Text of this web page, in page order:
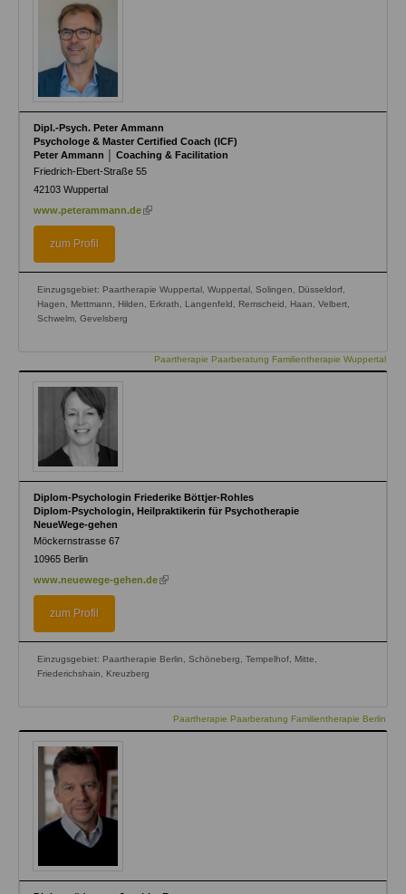
Dipl.-Psych. Peter Ammann
Psychologe & Master Certified Coach (ICF)
Peter Ammann │ Coaching & Facilitation
Friedrich-Ebert-Straße 55
42103 Wuppertal
www.peterammann.de (link
zum Profil
Einzugsgebiet: Paartherapie Wuppertal, Wuppertal, Solingen, Düsseldorf,
Hagen, Mettmann, Hilden, Erkrath, Langenfeld, Remscheid, Haan, Velbert,
Schwelm, Gevelsberg
Paartherapie Paarberatung Familientherapie Wuppertal
Diplom-Psychologin Friederike Böttjer-Rohles
Diplom-Psychologin, Heilpraktikerin für Psychotherapie
NeueWege-gehen
Möckernstrasse 67
10965 Berlin
www.neuewege-gehen.de (link
zum Profil
Einzugsgebiet: Paartherapie Berlin, Schöneberg, Tempelhof, Mitte,
Friederichshain, Kreuzberg
Paartherapie Paarberatung Familientherapie Berlin